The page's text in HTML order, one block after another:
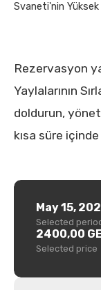
Svaneti'nin Yüksek
Rezervasyon
Yaylalarının
doldurun,
kısa süre
May 15,
Selected
2400,00
Selected price